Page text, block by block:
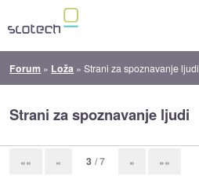
Forum » Loža »Strani za spoznavanje ljudi
Strani za spoznavanje ljudi
«« « 3 / 7 » »»